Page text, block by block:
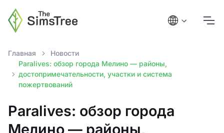
Главная
Новости
Paralives: обзор города Мелино — районы,
достопримечательности, участки и система
пожертвований
Paralives: обзор города
Мелино — районы,